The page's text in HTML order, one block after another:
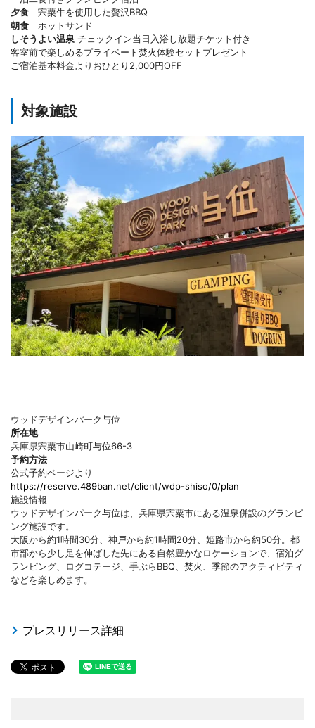
夕食 宍粟牛を使用した贅沢BBQ
朝食 ホットサンド
しそうよい温泉 チェックイン当日入浴し放題チケット付き
客室前で楽しめるプライベート焚火体験セットプレゼント
ご宿泊基本料金よりおひとり2,000円OFF
対象施設
ウッドデザインパーク与位
所在地
兵庫県宍粟市山崎町与位66-3
予約方法
公式予約ページより
https://reserve.489ban.net/client/wdp-shiso/0/plan
施設情報
ウッドデザインパーク与位は、兵庫県宍粟市にある温泉併設のグランピ
ング施設です。
大阪から約1時間30分、神戸から約1時間20分、姫路市から約50分。都
市部から少し足を伸ばした先にある自然豊かなロケーションで、宿泊グ
ランピング、ログコテージ、手ぶらBBQ、焚火、季節のアクティビティ
などを楽しめます。
プレスリリース詳細